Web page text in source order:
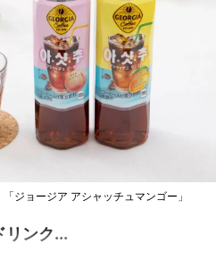
ジョージア アシャッチュマンゴー」
リンク...